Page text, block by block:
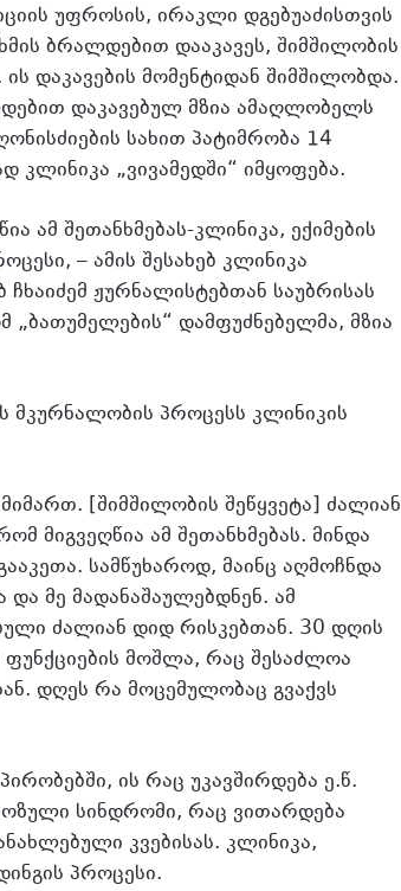
უფროსის, ირაკლი დგებუაძისთვის
ბრალდებით დააკავეს, შიმშილობის
დაკავების მომენტიდან შიმშილობდა.
დაკავებულ მზია ამაღლობელს
სახით პატიმრობა 14
კლინიკა „ვივამედში“ იმყოფება.
შეთანხმებას-კლინიკა, ექიმების
– ამის შესახებ კლინიკა
ჟურნალისტებთან საუბრისას
„ბათუმელების“ დამფუძნებელმა, მზია
მკურნალობის პროცესს კლინიკის
[შიმშილობის შეწყვეტა] ძალიან
მიგვეღწია ამ შეთანხმებას. მინდა
სამწუხაროდ, მაინც აღმოჩნდა
და მე მადანაშაულებდნენ. ამ
ძალიან დიდ რისკებთან. 30 დღის
მოშლა, რაც შესაძლოა
დღეს რა მოცემულობაც გვაქვს
ის რაც უკავშირდება ე.წ.
სინდრომი, რაც ვითარდება
კვებისას. კლინიკა,
პროცესი.